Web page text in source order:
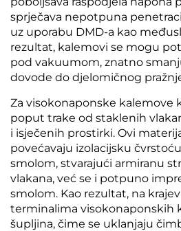
sprječava nepotpuna
uz uporabu DMD-a kao
rezultat, kalemovi se mogu
pod vakuumom, znatno
dovode do djelomičnog
Za visokonaponske kalemove
poput trake od staklenih
i isječenih prostirki. Ovi
povećavaju izolacijsku
smolom, stvarajući armiranu
vlakana, već se i potpuno
smolom. Kao rezultat, na
terminalima visokonaponskih
šupljina, čime se uklanjaju